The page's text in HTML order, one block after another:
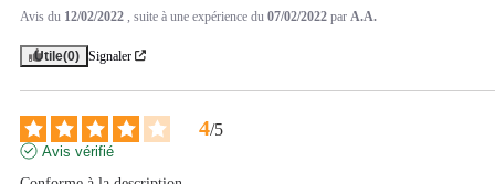
Avis du 12/02/2022 , suite à une expérience du 07/02/2022 par A.A.
Utile(0) Signaler
4/5
Avis vérifié